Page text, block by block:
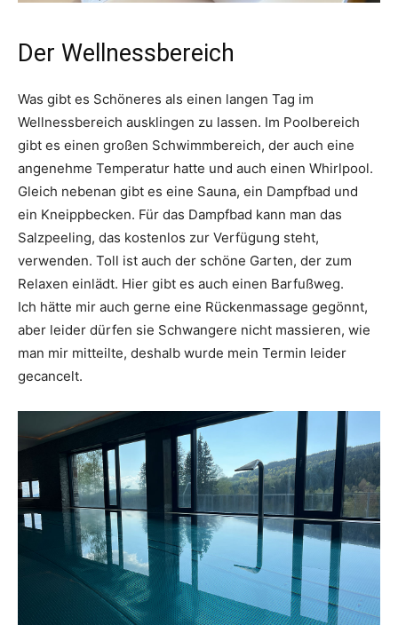
Der Wellnessbereich
Was gibt es Schöneres als einen langen Tag im
Wellnessbereich ausklingen zu lassen. Im Poolbereich
gibt es einen großen Schwimmbereich, der auch eine
angenehme Temperatur hatte und auch einen Whirlpool.
Gleich nebenan gibt es eine Sauna, ein Dampfbad und
ein Kneippbecken. Für das Dampfbad kann man das
Salzpeeling, das kostenlos zur Verfügung steht,
verwenden. Toll ist auch der schöne Garten, der zum
Relaxen einlädt. Hier gibt es auch einen Barfußweg.
Ich hätte mir auch gerne eine Rückenmassage gegönnt,
aber leider dürfen sie Schwangere nicht massieren, wie
man mir mitteilte, deshalb wurde mein Termin leider
gecancelt.